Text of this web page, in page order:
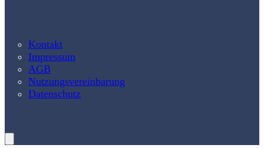
Kontakt
Impressum
AGB
Nutzungsvereinbarung
Datenschutz